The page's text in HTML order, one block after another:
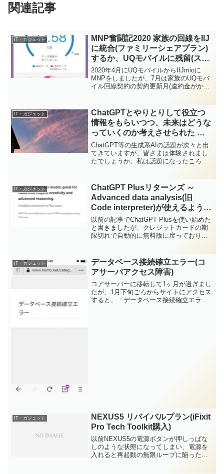
関連記事
IT・ガジェット
MNP奮闘記2020 家族の回線をIIJ
に統合(ファミリーシェアプラン)
するか、UQモバイルに残留(スマ
ホプランR)するかガッツリ悩んだ
編
2020年4月にUQモバイルからIIJmioに
MNPをしましたが、7月は家族のUQモバ
イル回線契約の契約更新月(違約金がかか
料金(税抜)は下記となります。キャンペー
ン...
IT・ガジェット
ChatGPTとやりとりして役立つ
情報をもらいつつ、未来はどうな
っていくのか考えさせられた ～
自分の考えをまとめていくのに良
いツール～
ChatGPT等の生成系AIの話題が次々と出
てきていますが、皆さまは体験されまし
たでしょうか。私は話題になったころ
際に、実在しない建造物を回答してきた
ため、そのままあま...
IT・ガジェット
ChatGPT Plusリターンズ ～
Advanced data analysis(旧
Code interpreter)が使えるように
なるのに手こずった～
以前の記事でChatGPT Plusを使い始めた
と書きましたが、クレジットカードの期
限切れで自動的に無料版に戻っておりま
せ、あまりChatGPTを使わなくなってい
たので...
IT・ガジェット
データベース接続確立エラー(コ
アサーバアクセス障害)
コアサーバーに移転して1ヶ月が過ぎまし
たが、1月下旬ごろからサイトにアクセス
すると、「データベース接続確立エラ
IT・ガジェット
NEXUS5 リバイバルプラン(iFixit
Pro Tech Toolkit購入)
以前NEXUS5の電源ボタンが押しっぱな
しのような状態になってしまい、電源を
入れると再起動の無限ループに陥ったこ